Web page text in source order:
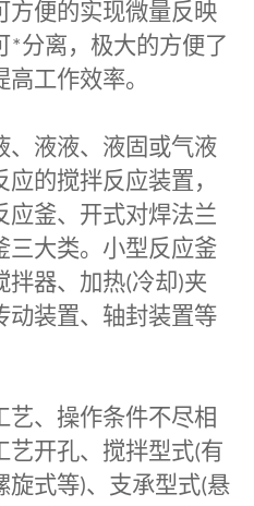
方便的实现微量反映
*分离，极大的方便了
工作效率。
、液液、液固或气液
的搅拌反应装置，
应釜、开式对焊法兰
三大类。小型反应釜
拌器、加热(冷却)夹
动装置、轴封装置等
、操作条件不尽相
艺开孔、搅拌型式(有
旋式等)、支承型式(悬